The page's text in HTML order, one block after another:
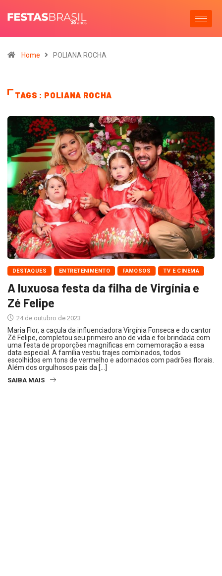
Home POLIANA ROCHA
TAGS : POLIANA ROCHA
DESTAQUES ENTRETENIMENTO FAMOSOS TV E CINEMA
A luxuosa festa da filha de Virgínia e
Zé Felipe
24 de outubro de 2023
Maria Flor, a caçula da influenciadora Virgínia Fonseca e do cantor
Zé Felipe, completou seu primeiro ano de vida e foi brindada com
uma festa de proporções magníficas em comemoração a essa
data especial. A família vestiu trajes combinados, todos
escolhidos em tons de vermelho e adornados com padrões florais.
Além dos orgulhosos pais da […]
SAIBA MAIS